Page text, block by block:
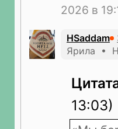
2026 в
HSaddam
Ярила •
13:03)